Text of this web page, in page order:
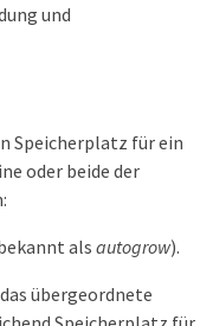
und
Speicherplatz für ein
oder beide der
als autogrow).
übergeordnete